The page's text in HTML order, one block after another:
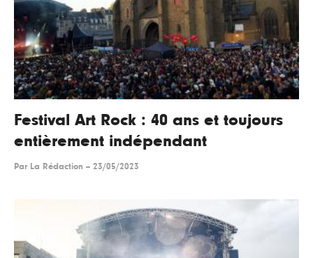
Festival Art Rock : 40 ans et toujours
entièrement indépendant
Par La Rédaction -- 23/05/2023